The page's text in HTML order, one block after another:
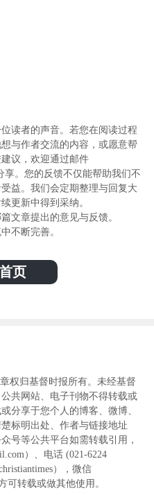
读者的声音。若您在阅读过程
与作者交流的内容，或愿意帮
议，欢迎通过邮件
享。您的反馈不仅能帮助我们不
益。我们会定期整理与回复大
更新中得到采纳。
文章提出的意见与反馈。
不断完善。
页
权归基督时报所有。未经基督
共网站、电子刊物不得转载或
分享于您个人的博客、微博、
标明出处、作者与链接地址
号等公共平台如需转载引用，
）、电话 (021-6224
），微信
可转载或做其他使用。